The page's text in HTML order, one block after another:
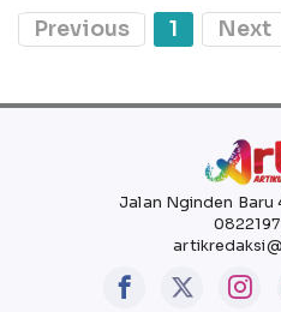
Previous 1 Next
Jalan Nginden Baru